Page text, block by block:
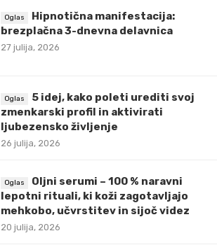
Hipnotična manifestacija:
brezplačna 3-dnevna delavnica
27 julija, 2026
5 idej, kako poleti urediti svoj
zmenkarski profil in aktivirati
ljubezensko življenje
26 julija, 2026
Oljni serumi – 100 % naravni
lepotni rituali, ki koži zagotavljajo
mehkobo, učvrstitev in sijoč videz
20 julija, 2026